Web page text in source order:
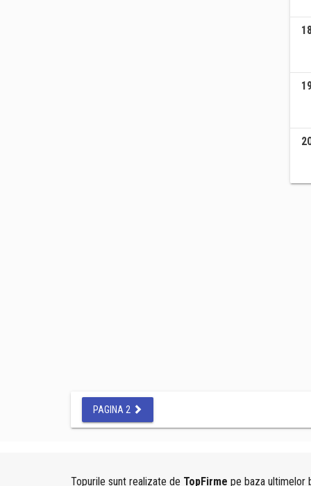
PAGINA 2
Topurile sunt realizate de TopFirme pe baza ultimelor